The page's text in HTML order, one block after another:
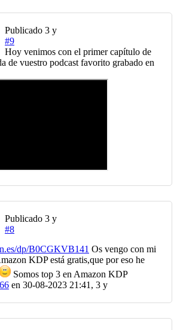
Publicado 3 y
#9
Hoy venimos con el primer capítulo de
de vuestro podcast favorito grabado en
Publicado 3 y
#8
dp/B0CGKVB141 Os vengo con mi
KDP está gratis,que por eso he
Somos top 3 en Amazon KDP
en 30-08-2023 21:41, 3 y